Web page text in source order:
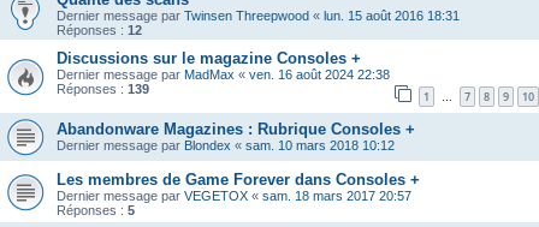
Dernier message par Twinsen Threepwood « lun. 15 août 2016 18:31
Réponses : 12
Discussions sur le magazine Consoles +
Dernier message par MadMax « ven. 16 août 2024 22:38
Réponses : 139 1 … 7 8 9 10
Abandonware Magazines : Rubrique Consoles +
Dernier message par Blondex « sam. 10 mars 2018 10:12
Les membres de Game Forever dans Consoles +
Dernier message par VEGETOX « sam. 18 mars 2017 20:57
Réponses : 5